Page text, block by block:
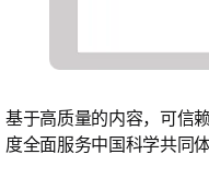
基于高质量的内容，可信
度全面服务中国科学共同体